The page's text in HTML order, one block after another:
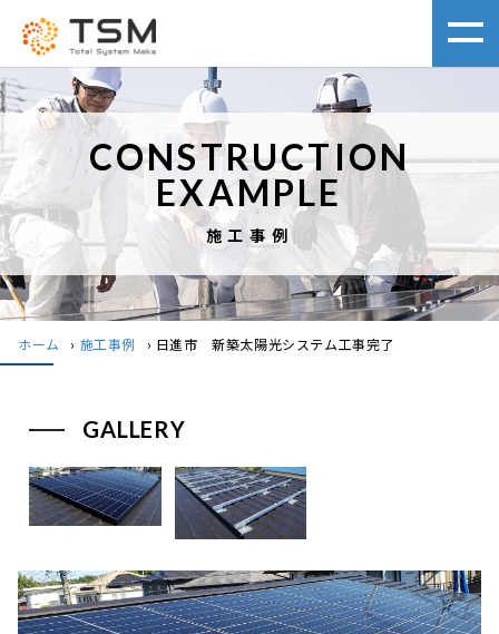
CONSTRUCTION
EXAMPLE
施工事例
ホーム › 施工事例 › 日進市 新築太陽光システム工事完了
GALLERY